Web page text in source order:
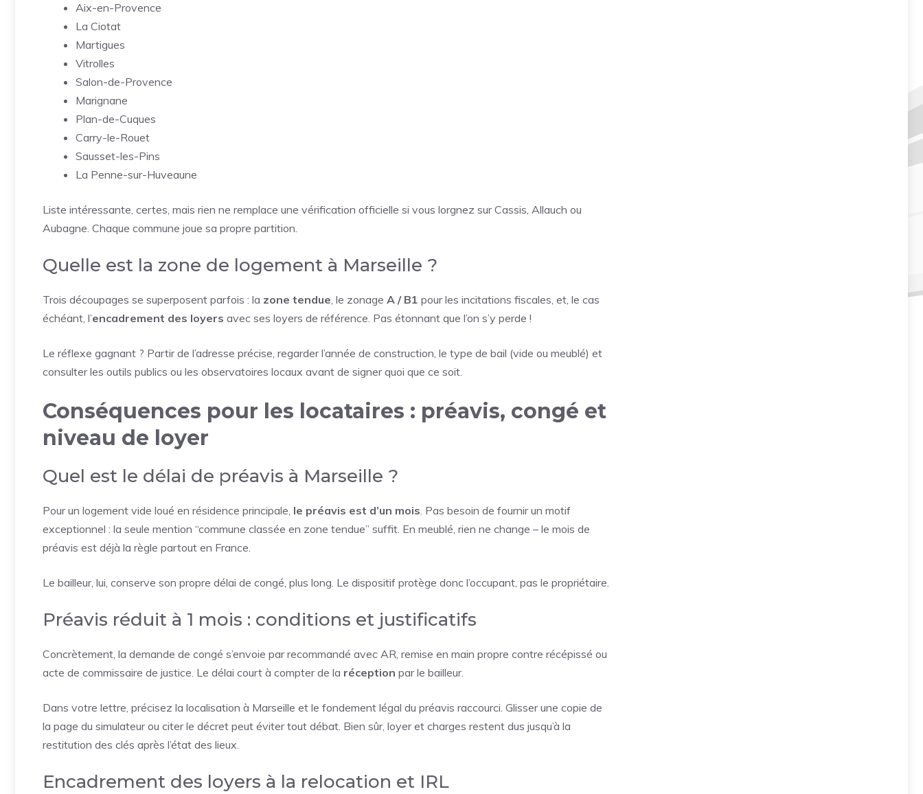
Aix-en-Provence
La Ciotat
Martigues
Vitrolles
Salon-de-Provence
Marignane
Plan-de-Cuques
Carry-le-Rouet
Sausset-les-Pins
La Penne-sur-Huveaune
Liste intéressante, certes, mais rien ne remplace une vérification officielle si vous lorgnez sur Cassis, Allauch ou
Aubagne. Chaque commune joue sa propre partition.
Quelle est la zone de logement à Marseille ?
Trois découpages se superposent parfois : la zone tendue, le zonage A / B1 pour les incitations fiscales, et, le cas
échéant, l’encadrement des loyers avec ses loyers de référence. Pas étonnant que l’on s’y perde !
Le réflexe gagnant ? Partir de l’adresse précise, regarder l’année de construction, le type de bail (vide ou meublé) et
consulter les outils publics ou les observatoires locaux avant de signer quoi que ce soit.
Conséquences pour les locataires : préavis, congé et
niveau de loyer
Quel est le délai de préavis à Marseille ?
Pour un logement vide loué en résidence principale, le préavis est d’un mois. Pas besoin de fournir un motif
exceptionnel : la seule mention “commune classée en zone tendue” suffit. En meublé, rien ne change – le mois de
préavis est déjà la règle partout en France.
Le bailleur, lui, conserve son propre délai de congé, plus long. Le dispositif protège donc l’occupant, pas le propriétaire.
Préavis réduit à 1 mois : conditions et justificatifs
Concrètement, la demande de congé s’envoie par recommandé avec AR, remise en main propre contre récépissé ou
acte de commissaire de justice. Le délai court à compter de la réception par le bailleur.
Dans votre lettre, précisez la localisation à Marseille et le fondement légal du préavis raccourci. Glisser une copie de
la page du simulateur ou citer le décret peut éviter tout débat. Bien sûr, loyer et charges restent dus jusqu’à la
restitution des clés après l’état des lieux.
Encadrement des loyers à la relocation et IRL